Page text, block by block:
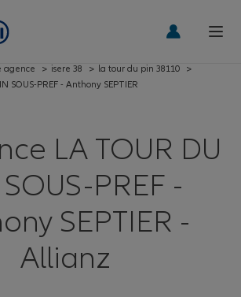
agence > isere 38 > la tour du pin 38110 >
SOUS-PREF - Anthony SEPTIER
LA TOUR DU
PREF -
SEPTIER -
Allianz